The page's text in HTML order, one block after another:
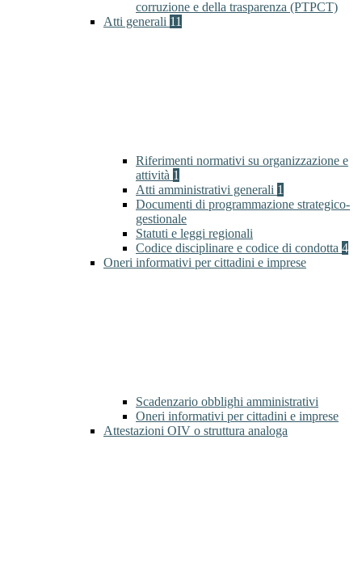
corruzione e della trasparenza (PTPCT)
Atti generali 11
Riferimenti normativi su organizzazione e
attività 1
Atti amministrativi generali 1
Documenti di programmazione strategico-
gestionale
Statuti e leggi regionali
Codice disciplinare e codice di condotta 4
Oneri informativi per cittadini e imprese
Scadenzario obblighi amministrativi
Oneri informativi per cittadini e imprese
Attestazioni OIV o struttura analoga